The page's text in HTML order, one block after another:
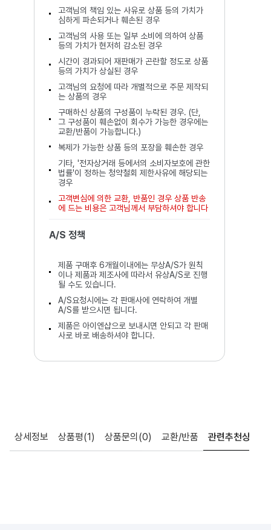
고객님의 책임 있는 사유로 상품 등의 가치가
심하게 파손되거나 훼손된 경우
고객님의 사용 또는 일부 소비에 의하여 상품
등의 가치가 현저히 감소된 경우
시간이 경과되어 재판매가 곤란할 정도로 상품
등의 가치가 상실된 경우
고객님의 요청에 따라 개별적으로 주문 제작되
는 상품의 경우
구매하신 상품의 구성품이 누락된 경우. (단,
그 구성품이 훼손없이 회수가 가능한 경우에는
교환/반품이 가능합니다.)
복제가 가능한 상품 등의 포장을 훼손한 경우
기타, '전자상거래 등에서의 소비자보호에 관한
법률'이 정하는 청약철회 제한사유에 해당되는
경우
고객변심에 의한 교환, 반품인 경우 상품 반송
에 드는 비용은 고객님께서 부담하셔야 합니다
A/S 정책
제품 구매후 6개월이내에는 무상A/S가 원칙
이나 제품과 제조사에 따라서 유상A/S로 진행
될 수도 있습니다.
A/S요청시에는 각 판매사에 연락하여 개별
A/S를 받으시면 됩니다.
제품은 아이엔샵으로 보내시면 안되고 각 판매
사로 바로 배송하셔야 합니다.
상세정보 상품평(1) 상품문의 (0) 교환/반품 관련추천상품